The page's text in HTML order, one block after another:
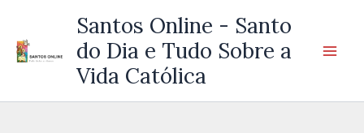
Santos Online - Santo
do Dia e Tudo Sobre a
Vida Católica